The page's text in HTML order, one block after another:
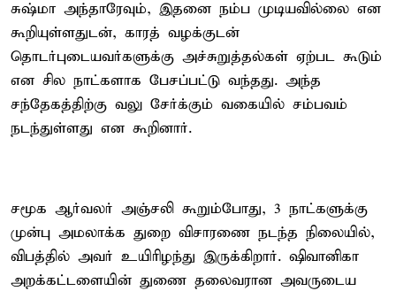
சுஷ்மா அந்தாரேவும், இதனை நம்ப முடியவில்லை என
கூறியுள்ளதுடன், காரத் வழக்குடன்
தொடர்புடையவர்களுக்கு அச்சுறுத்தல்கள் ஏற்பட கூடும்
என சில நாட்களாக பேசப்பட்டு வந்தது. அந்த
சந்தேகத்திற்கு வலு சேர்க்கும் வகையில் சம்பவம்
நடந்துள்ளது என கூறினார்.
சமூக ஆர்வலர் அஞ்சலி கூறும்போது, 3 நாட்களுக்கு
முன்பு அமலாக்க துறை விசாரணை நடந்த நிலையில்,
விபத்தில் அவர் உயிரிழந்து இருக்கிறார். ஷிவானிகா
அறக்கட்டளையின் துணை தலைவரான அவருடைய